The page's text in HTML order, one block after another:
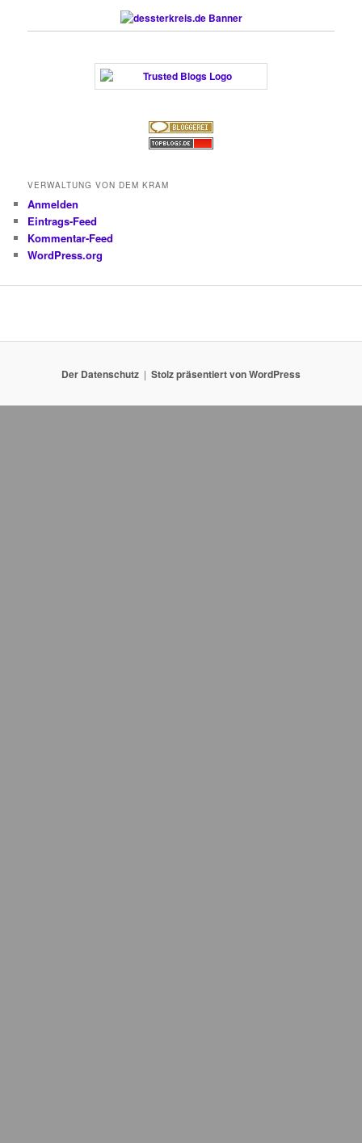
VERWALTUNG VON DEM KRAM
Anmelden
Eintrags-Feed
Kommentar-Feed
WordPress.org
Der Datenschutz Stolz präsentiert von WordPress